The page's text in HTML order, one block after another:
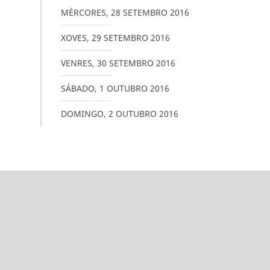
MÉRCORES, 28 SETEMBRO 2016
XOVES, 29 SETEMBRO 2016
VENRES, 30 SETEMBRO 2016
SÁBADO, 1 OUTUBRO 2016
DOMINGO, 2 OUTUBRO 2016